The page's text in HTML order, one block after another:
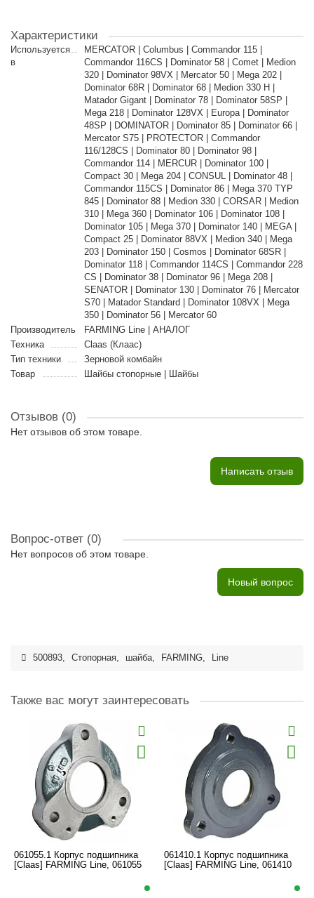
Характеристики
Используется
в
MERCATOR | Columbus | Commandor 115 |
Commandor 116CS | Dominator 58 | Comet | Medion
320 | Dominator 98VX | Mercator 50 | Mega 202 |
Dominator 68R | Dominator 68 | Medion 330 H |
Matador Gigant | Dominator 78 | Dominator 58SP |
Mega 218 | Dominator 128VX | Europa | Dominator
48SP | DOMINATOR | Dominator 85 | Dominator 66 |
Mercator S75 | PROTECTOR | Commandor
116/128CS | Dominator 80 | Dominator 98 |
Commandor 114 | MERCUR | Dominator 100 |
Compact 30 | Mega 204 | CONSUL | Dominator 48 |
Commandor 115CS | Dominator 86 | Mega 370 TYP
845 | Dominator 88 | Medion 330 | CORSAR | Medion
310 | Mega 360 | Dominator 106 | Dominator 108 |
Dominator 105 | Mega 370 | Dominator 140 | MEGA |
Compact 25 | Dominator 88VX | Medion 340 | Mega
203 | Dominator 150 | Cosmos | Dominator 68SR |
Dominator 118 | Commandor 114CS | Commandor 228
CS | Dominator 38 | Dominator 96 | Mega 208 |
SENATOR | Dominator 130 | Dominator 76 | Mercator
S70 | Matador Standard | Dominator 108VX | Mega
350 | Dominator 56 | Mercator 60
Производитель
FARMING Line | АНАЛОГ
Техника
Claas (Клаас)
Тип техники
Зерновой комбайн
Товар
Шайбы стопорные | Шайбы
Отзывов (0)
Нет отзывов об этом товаре.
Написать отзыв
Вопрос-ответ (0)
Нет вопросов об этом товаре.
Новый вопрос
500893, Стопорная, шайба, FARMING, Line
Также вас могут заинтересовать
061055.1 Корпус подшипника
[Claas] FARMING Line, 061055
061410.1 Корпус подшипника
[Claas] FARMING Line, 061410